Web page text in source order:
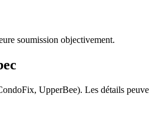
soumission objectivement.
UpperBee). Les détails